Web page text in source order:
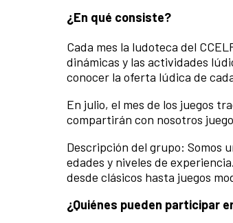
¿En qué consiste?
Cada mes la ludoteca del
dinámicas y las actividades
conocer la oferta lúdica de
En julio, el mes de los juegos
compartirán con nosotros
Descripción del grupo: Somos
edades y niveles de
desde clásicos hasta juegos
¿Quiénes pueden participar